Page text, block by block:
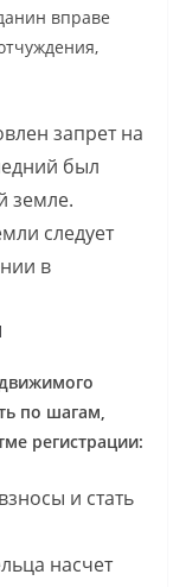
вправе
запрет на
был
земле.
следует
в
по шагам,
регистрации:
и стать
насчет